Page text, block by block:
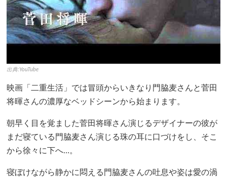
出典:YouTube
映画「二重生活」では冒頭からいきなり門脇麦さんと菅田
将暉さんの濃厚なベッドシーンから始まります。
朝早く目を覚ました菅田将暉さん演じるデザイナーの彼が
まだ寝ている門脇麦さん演じる珠の耳に口づけをし、そこ
から徐々に下へ…。
寝ぼけながら静かに悶える門脇麦さんの吐息や姿は愛の渦